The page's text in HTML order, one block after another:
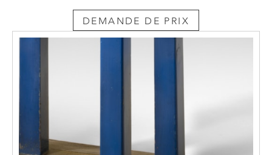
DEMANDE DE PRIX